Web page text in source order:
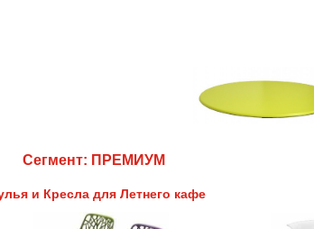
Сегмент: ПРЕМИУМ
и Кресла для Летнего кафе